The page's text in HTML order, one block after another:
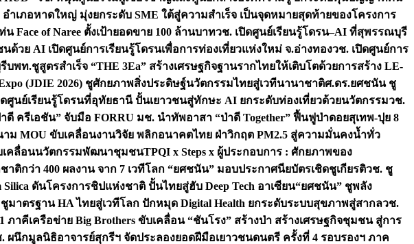
ำเภอหาดใหญ่ มุ่งยกระดับ SME ใต้สู่ความสำเร็จ เป็นจุดหมายสุดท้ายของโครงการ
น Face of Naree ตั้งเป้ายอดขาย 100 ล้านบาทวช. เปิดศูนย์เรียนรู้โดรน–AI ที่สุพรรณบุรี
ด้วย AI เปิดศูนย์การเรียนรู้โดรนเพื่อการท่องเที่ยวแห่งใหม่ จ.อ่างทองวช. เปิดศูนย์การ
บพท.ชูสูตรสำเร็จ “THE 3Ea” สร้างเศรษฐกิจฐานรากไทยให้เติบโตด้วยการสร้าง LE-
(JDIE 2026) ชูศักยภาพสิ่งประดิษฐ์นวัตกรรมไทยสู่เวทีนานาชาติศ.ดร.ยศชนัน ชู
ดศูนย์เรียนรู้โดรนที่อุทัยธานี ปั้นเยาวชนสู่ทักษะ AI ยกระดับท่องเที่ยวด้วยนวัตกรรมวช.
ดี ครีเอชัน” จับมือ FORRU มช. นำทัพอาสา “ป่าดี Together” ฟื้นฟูป่าดอยสุเทพ-ปุย 8
ม MOU ขับเคลื่อนงานวิจัย พลิกอนาคตไทย ฝ่าวิกฤต PM2.5 สู่ความมั่นคงน้ำทั่ว
เคลื่อนนวัตกรรมพัฒนาชุมชนTPQI x Steps x ผู้ประกอบการ : ศักยภาพของ
ติกว่า 400 ผลงาน จาก 7 เวทีโลก “ยศชนัน” มอบประกาศนียบัตรเชิดชูเกียรติวช. ชู
Silica ดันโครงการชิปแห่งชาติ ปั้นไทยสู่ฮับ Deep Tech อาเซียน“ยศชนัน” ชูพลัง
มาตรฐาน HA ไทยสู่เวทีโลก ปักหมุด Digital Health ยกระดับระบบสุขภาพสู่สากลวช.
ภาคีเครือข่าย Big Brothers ขับเคลื่อน “ชันโรง” สร้างป่า สร้างเศรษฐกิจชุมชน สู่การ
ผนึกมูลนิธิอาจารย์สุกรีฯ จัดประลองยอดฝีมือเยาวชนดนตรี ครั้งที่ 4 รอบรองฯ ภาค